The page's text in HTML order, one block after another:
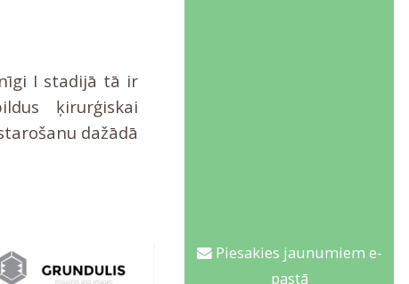
Piesakies jaunumiem e-
pastā
I stadijā tā ir
ķirurģiskai
dažādā